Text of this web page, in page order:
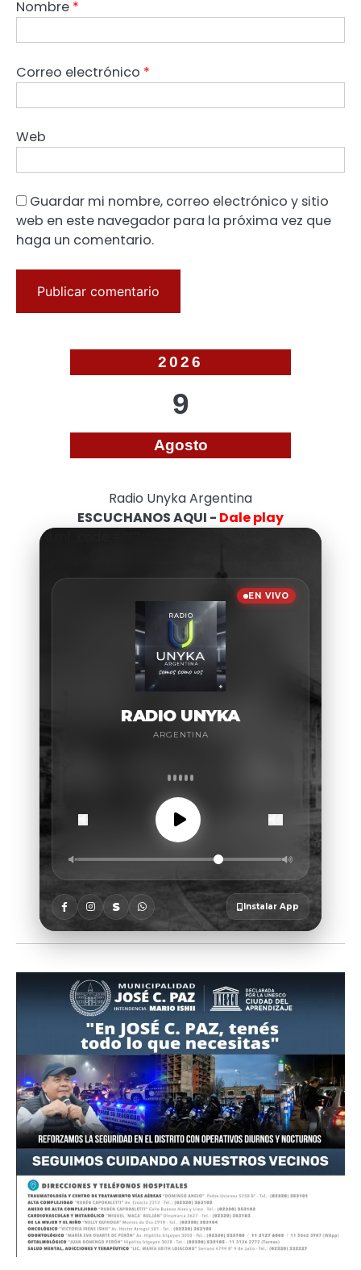
Nombre *
Correo electrónico *
Web
Guardar mi nombre, correo electrónico y sitio
web en este navegador para la próxima vez que
haga un comentario.
2026
9
Agosto
Radio Unyka Argentina
ESCUCHANOS AQUI - Dale play